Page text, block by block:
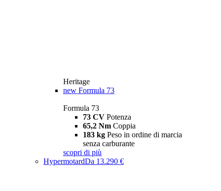
Heritage
new Formula 73
Formula 73
73 CV Potenza
65,2 Nm Coppia
183 kg Peso in ordine di marcia
senza carburante
scopri di più
HypermotardDa 13.290 €